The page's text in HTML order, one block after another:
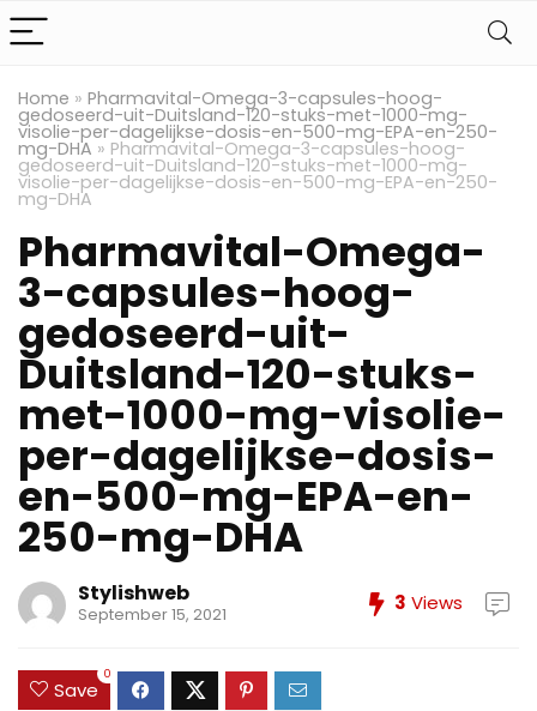
Home » Pharmavital-Omega-3-capsules-hoog-
gedoseerd-uit-Duitsland-120-stuks-met-1000-mg-
visolie-per-dagelijkse-dosis-en-500-mg-EPA-en-250-
mg-DHA » Pharmavital-Omega-3-capsules-hoog-
gedoseerd-uit-Duitsland-120-stuks-met-1000-mg-
visolie-per-dagelijkse-dosis-en-500-mg-EPA-en-250-
mg-DHA
Pharmavital-Omega-
3-capsules-hoog-
gedoseerd-uit-
Duitsland-120-stuks-
met-1000-mg-visolie-
per-dagelijkse-dosis-
en-500-mg-EPA-en-
250-mg-DHA
Stylishweb
September 15, 2021 3 Views
Save
0